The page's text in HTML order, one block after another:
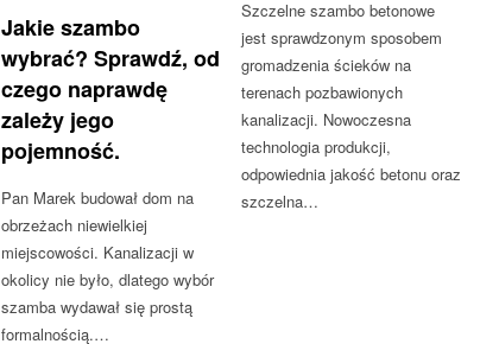
Jakie szambo
wybrać? Sprawdź, od
czego naprawdę
zależy jego
pojemność.
Pan Marek budował dom na
obrzeżach niewielkiej
miejscowości. Kanalizacji w
okolicy nie było, dlatego wybór
szamba wydawał się prostą
formalnością.…
Szczelne szambo betonowe
jest sprawdzonym sposobem
gromadzenia ścieków na
terenach pozbawionych
kanalizacji. Nowoczesna
technologia produkcji,
odpowiednia jakość betonu oraz
szczelna…